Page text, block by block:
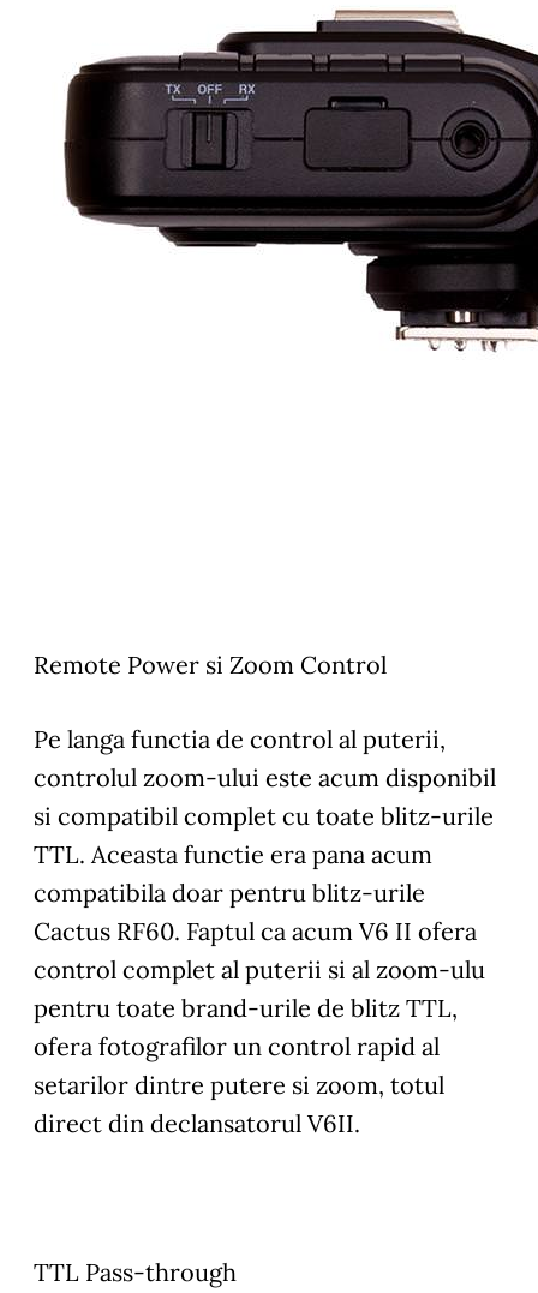
Remote Power si Zoom Control
Pe langa functia de control al puterii,
controlul zoom-ului este acum disponibil
si compatibil complet cu toate blitz-urile
TTL. Aceasta functie era pana acum
compatibila doar pentru blitz-urile
Cactus RF60. Faptul ca acum V6 II ofera
control complet al puterii si al zoom-ulu
pentru toate brand-urile de blitz TTL,
ofera fotografilor un control rapid al
setarilor dintre putere si zoom, totul
direct din declansatorul V6II.
TTL Pass-through